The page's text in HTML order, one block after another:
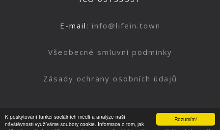
Rozumím!
K poskytování funkcí sociálních médií a analýze naší
návštěvnosti využíváme soubory cookie. Informace o tom, jak
E-mail: info@lifein.town
Všeobecné smluvní podmínky
Zásady ochrany osobních údajů
Nahoru